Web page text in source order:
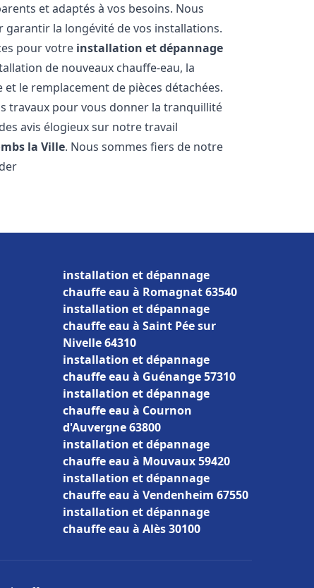
et adaptés à vos besoins. Nous
la longévité de vos installations.
pour votre installation et dépannage
de nouveaux chauffe-eau, la
le remplacement de pièces détachées.
travaux pour vous donner la tranquillité
avis élogieux sur notre travail
la Ville. Nous sommes fiers de notre
installation et dépannage
chauffe eau à Romagnat 63540
installation et dépannage
chauffe eau à Saint Pée sur
Nivelle 64310
installation et dépannage
chauffe eau à Guénange 57310
installation et dépannage
chauffe eau à Cournon
d'Auvergne 63800
installation et dépannage
chauffe eau à Mouvaux 59420
installation et dépannage
chauffe eau à Vendenheim 67550
installation et dépannage
chauffe eau à Alès 30100